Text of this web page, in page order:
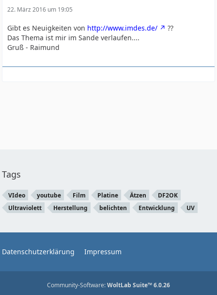
22. März 2016 um 19:05
Gibt es Neuigkeiten von http://www.imdes.de/
??
Das Thema ist mir im Sande verlaufen....
Gruß - Raimund
Tags
VIdeo youtube Film Platine Ätzen
DF2OK
Ultraviolett
Herstellung belichten Entwicklung UV
Datenschutzerklärung Impressum
Community-Software:WoltLab Suite™ 6.0.26